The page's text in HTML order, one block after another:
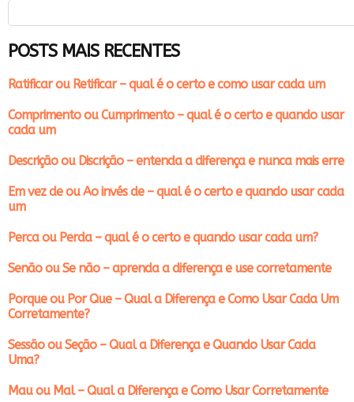
POSTS MAIS RECENTES
Ratificar ou Retificar – qual é o certo e como usar cada um
Comprimento ou Cumprimento – qual é o certo e quando usar
cada um
Descrição ou Discrição – entenda a diferença e nunca mais erre
Em vez de ou Ao invés de – qual é o certo e quando usar cada
um
Perca ou Perda – qual é o certo e quando usar cada um?
Senão ou Se não – aprenda a diferença e use corretamente
Porque ou Por Que – Qual a Diferença e Como Usar Cada Um
Corretamente?
Sessão ou Seção – Qual a Diferença e Quando Usar Cada
Uma?
Mau ou Mal – Qual a Diferença e Como Usar Corretamente